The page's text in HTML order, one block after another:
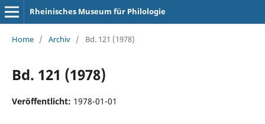
Rheinisches Museum für Philologie
Home / Archiv / Bd. 121 (1978)
Bd. 121 (1978)
Veröffentlicht: 1978-01-01